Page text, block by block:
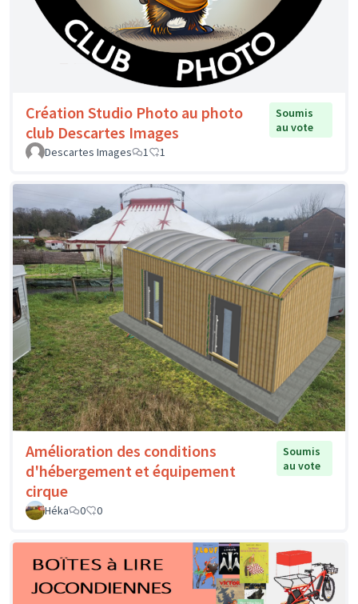
Création Studio Photo au photo
club Descartes Images
Soumis
au vote
Descartes Images
1 1
Amélioration des conditions
d'hébergement et équipement
cirque
Soumis
au vote
Héka 0 0